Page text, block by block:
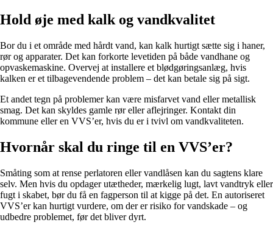
Hold øje med kalk og vandkvalitet
Bor du i et område med hårdt vand, kan kalk hurtigt sætte sig i haner,
rør og apparater. Det kan forkorte levetiden på både vandhane og
opvaskemaskine. Overvej at installere et blødgøringsanlæg, hvis
kalken er et tilbagevendende problem – det kan betale sig på sigt.
Et andet tegn på problemer kan være misfarvet vand eller metallisk
smag. Det kan skyldes gamle rør eller aflejringer. Kontakt din
kommune eller en VVS’er, hvis du er i tvivl om vandkvaliteten.
Hvornår skal du ringe til en VVS’er?
Småting som at rense perlatoren eller vandlåsen kan du sagtens klare
selv. Men hvis du opdager utætheder, mærkelig lugt, lavt vandtryk eller
fugt i skabet, bør du få en fagperson til at kigge på det. En autoriseret
VVS’er kan hurtigt vurdere, om der er risiko for vandskade – og
udbedre problemet, før det bliver dyrt.